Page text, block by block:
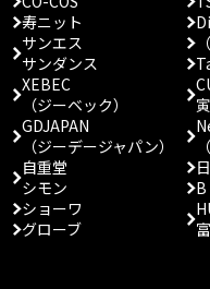
寿ニット
サンエス
サンダンス
XEBEC
（ジーベック）
GDJAPAN
（ジーデージャパン）
自重堂
シモン
ショーワ
グローブ